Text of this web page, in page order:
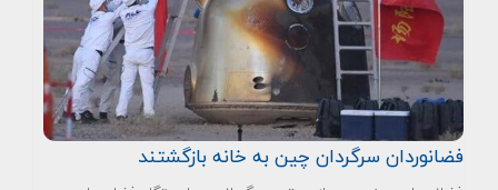
فضانوردان سرگردان چین به خانه بازگشتند